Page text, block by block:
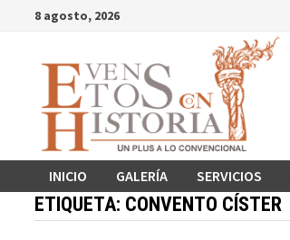
Saltar
contenido
8 agosto, 2026
INICIO GALERÍA SERVICIOS
ETIQUETA: CONVENTO CÍSTER